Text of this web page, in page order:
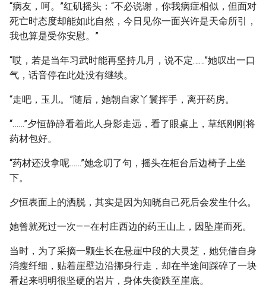
“病友，呵。”红矶摇头：“不必说谢，你我病症相似，但面对
死亡时态度却能如此自然，今日见你一面兴许是天命所引，
我也算是受你安慰。”
“哎，若是当年习武时能再坚持几月，说不定……”她叹出一口
气，话音停在此处没有继续。
“走吧，玉儿。”随后，她朝自家丫鬟挥手，离开药房。
“……”夕恒静静看着此人身影走远，看了眼桌上，草纸刚刚将
药材包好。
“药材还没拿呢……”她念叨了句，摇头在柜台后边椅子上坐
下。
夕恒表面上的洒脱，其实是因为知晓自己死后会发生什么。
她曾就死过一次——在村庄西边的药王山上，因坠崖而死。
当时，为了采摘一颗生长在悬崖中段的大灵芝，她凭借自身
消瘦纤细，贴着崖壁边沿挪身行走，却在半途间踩碎了一块
看起来明明很坚硬的岩片，身体失衡跌至崖底。